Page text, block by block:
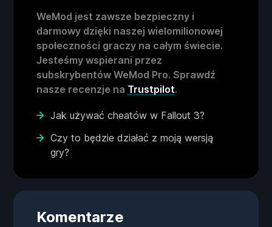
WeMod jest zawsze bezpieczny i
darmowy dzięki naszej wielomilionowej
społeczności graczy na całym świecie.
Jesteśmy wspierani przez
subskrybentów WeMod Pro. Sprawdź
nasze recenzje na Trustpilot.
Jak używać cheatów w Fallout 3?
Czy to będzie działać z moją wersją
gry?
Komentarze